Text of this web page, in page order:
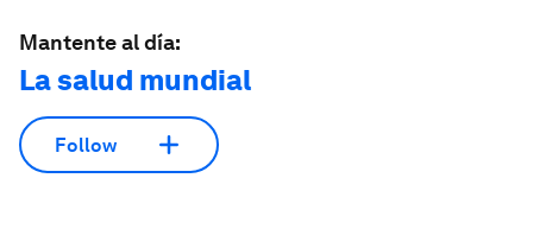
Mantente al día:
La salud mundial
Follow